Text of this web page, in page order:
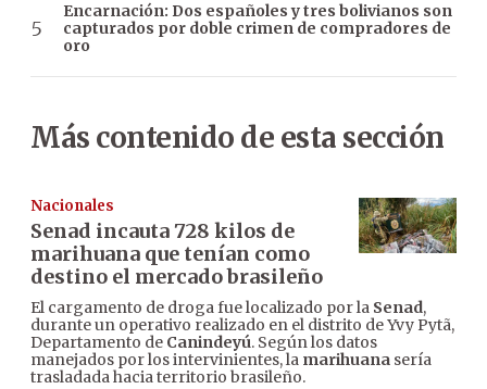
Encarnación: Dos españoles y tres bolivianos son
capturados por doble crimen de compradores de
oro
Más contenido de esta sección
Nacionales
Senad incauta 728 kilos de
marihuana que tenían como
destino el mercado brasileño
El cargamento de droga fue localizado por la Senad,
durante un operativo realizado en el distrito de Yvy Pytã,
Departamento de Canindeyú. Según los datos
manejados por los intervinientes, la marihuana sería
trasladada hacia territorio brasileño.